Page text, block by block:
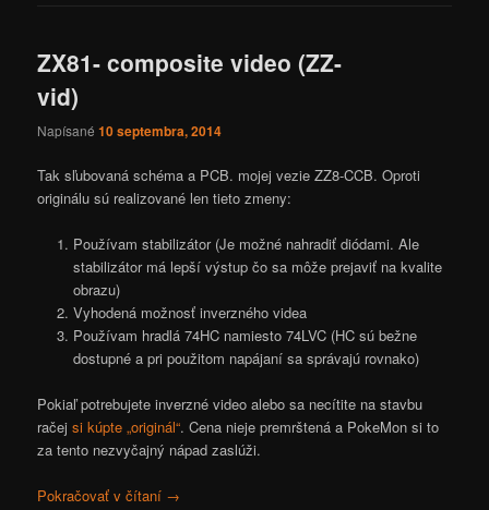
ZX81- composite video (ZZ-
vid)
Napísané10 septembra, 2014
Tak sľubovaná schéma a PCB. mojej vezie ZZ8-CCB. Oproti
originálu sú realizované len tieto zmeny:
Používam stabilizátor (Je možné nahradiť diódami. Ale
stabilizátor má lepší výstup čo sa môže prejaviť na kvalite
obrazu)
Vyhodená možnosť inverzného videa
Používam hradlá 74HC namiesto 74LVC (HC sú bežne
dostupné a pri použitom napájaní sa správajú rovnako)
Pokiaľ potrebujete inverzné video alebo sa necítite na stavbu
račejsi kúpte „originál“. Cena nieje premrštená a PokeMon si to
za tento nezvyčajný nápad zaslúži.
Pokračovať v čítaní →